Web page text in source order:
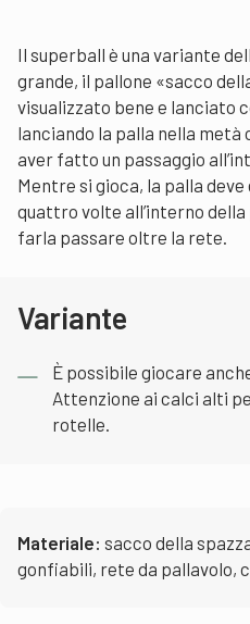
Il superball è una variante
grande, il pallone «sacco
visualizzato bene e lanciato
lanciando la palla nella metà
aver fatto un passaggio
Mentre si gioca, la palla
quattro volte all’interno
farla passare oltre la rete.
Variante
È possibile giocare
Attenzione ai calci alti
rotelle.
Materiale: sacco della
gonfiabili, rete da pallavolo,